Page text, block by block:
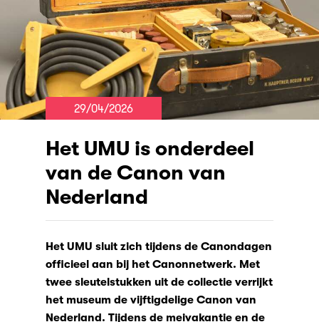
29/04/2026
Het UMU is onderdeel
van de Canon van
Nederland
Het UMU sluit zich tijdens de Canondagen
officieel aan bij het Canonnetwerk. Met
twee sleutelstukken uit de collectie verrijkt
het museum de vijftigdelige Canon van
Nederland. Tijdens de meivakantie en de